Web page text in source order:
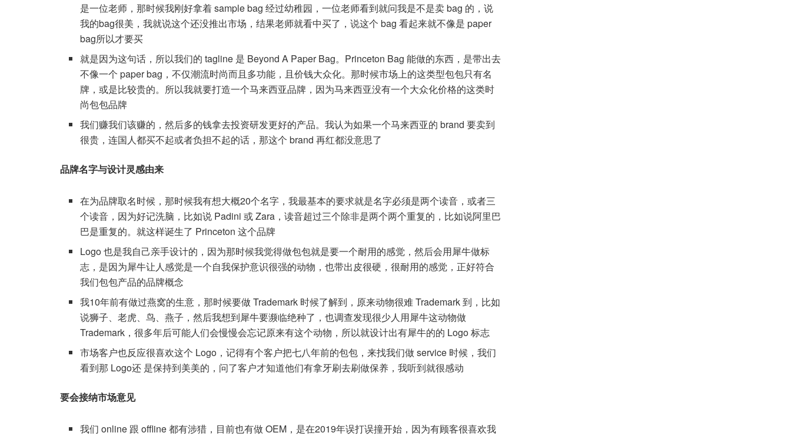
是一位老师，那时候我刚好拿着 sample bag 经过幼稚园，一位老师看到就问我是不是卖 bag 的，说
我的bag很美，我就说这个还没推出市场，结果老师就看中买了，说这个 bag 看起来就不像是 paper
bag所以才要买
就是因为这句话，所以我们的 tagline 是 Beyond A Paper Bag。Princeton Bag 能做的东西，是带出去
不像一个 paper bag，不仅潮流时尚而且多功能，且价钱大众化。那时候市场上的这类型包包只有名
牌，或是比较贵的。所以我就要打造一个马来西亚品牌，因为马来西亚没有一个大众化价格的这类时
尚包包品牌
我们赚我们该赚的，然后多的钱拿去投资研发更好的产品。我认为如果一个马来西亚的 brand 要卖到
很贵，连国人都买不起或者负担不起的话，那这个 brand 再红都没意思了
品牌名字与设计灵感由来
在为品牌取名时候，那时候我有想大概20个名字，我最基本的要求就是名字必须是两个读音，或者三
个读音，因为好记洗脑，比如说 Padini 或 Zara，读音超过三个除非是两个两个重复的，比如说阿里巴
巴是重复的。就这样诞生了 Princeton 这个品牌
Logo 也是我自己亲手设计的，因为那时候我觉得做包包就是要一个耐用的感觉，然后会用犀牛做标
志，是因为犀牛让人感觉是一个自我保护意识很强的动物，也带出皮很硬，很耐用的感觉，正好符合
我们包包产品的品牌概念
我10年前有做过燕窝的生意，那时候要做 Trademark 时候了解到，原来动物很难 Trademark 到，比如
说狮子、老虎、鸟、燕子，然后我想到犀牛要濒临绝种了，也调查发现很少人用犀牛这动物做
Trademark，很多年后可能人们会慢慢会忘记原来有这个动物，所以就设计出有犀牛的的 Logo 标志
市场客户也反应很喜欢这个 Logo，记得有个客户把七八年前的包包，来找我们做 service 时候，我们
看到那 Logo还 是保持到美美的，问了客户才知道他们有拿牙刷去刷做保养，我听到就很感动
要会接纳市场意见
我们 online 跟 offline 都有涉猎，目前也有做 OEM，是在2019年误打误撞开始，因为有顾客很喜欢我